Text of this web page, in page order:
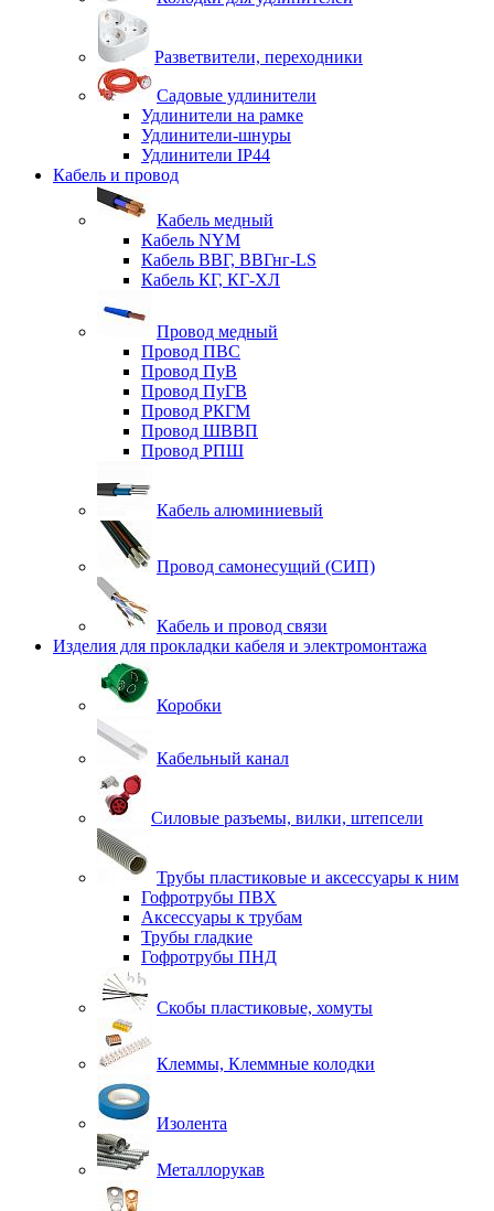
Разветвители, переходники
Садовые удлинители
Удлинители на рамке
Удлинители-шнуры
Удлинители IP44
Кабель и провод
Кабель медный
Кабель NYM
Кабель ВВГ, ВВГнг-LS
Кабель КГ, КГ-ХЛ
Провод медный
Провод ПВС
Провод ПуВ
Провод ПуГВ
Провод РКГМ
Провод ШВВП
Провод РПШ
Кабель алюминиевый
Провод самонесущий (СИП)
Кабель и провод связи
Изделия для прокладки кабеля и электромонтажа
Коробки
Кабельный канал
Силовые разъемы, вилки, штепсели
Трубы пластиковые и аксессуары к ним
Гофротрубы ПВХ
Аксессуары к трубам
Трубы гладкие
Гофротрубы ПНД
Скобы пластиковые, хомуты
Клеммы, Клеммные колодки
Изолента
Металлорукав